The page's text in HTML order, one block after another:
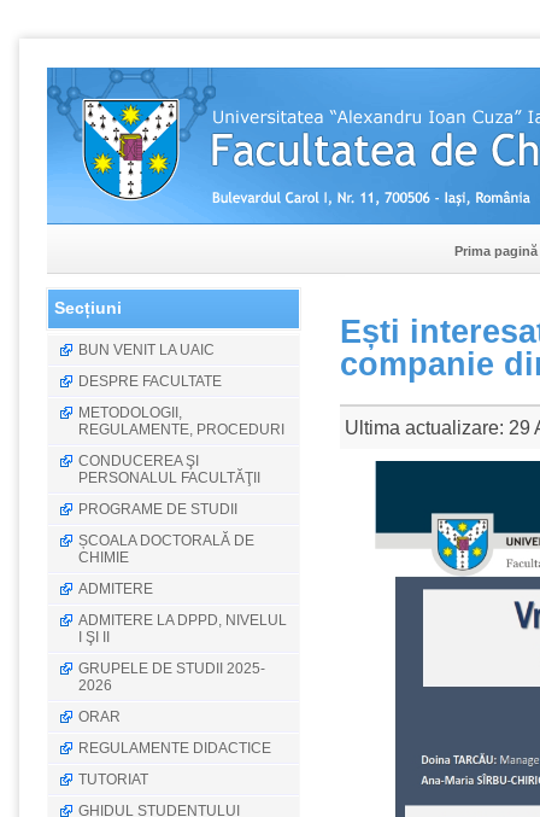
Prima pagină
Secțiuni
BUN VENIT LA UAIC
DESPRE FACULTATE
METODOLOGII,
REGULAMENTE, PROCEDURI
CONDUCEREA ŞI
PERSONALUL FACULTĂŢII
PROGRAME DE STUDII
ȘCOALA DOCTORALĂ DE
CHIMIE
ADMITERE
ADMITERE LA DPPD, NIVELUL
I ŞI II
GRUPELE DE STUDII 2025-
2026
ORAR
REGULAMENTE DIDACTICE
TUTORIAT
GHIDUL STUDENTULUI
Ești
companie
Ultima actualizare: 29